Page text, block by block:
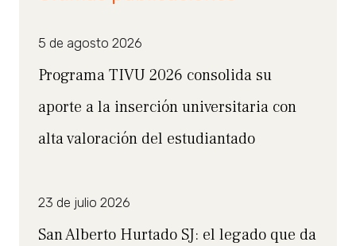
5 de agosto 2026
Programa TIVU 2026 consolida su
aporte a la inserción universitaria con
alta valoración del estudiantado
23 de julio 2026
San Alberto Hurtado SJ: el legado que da